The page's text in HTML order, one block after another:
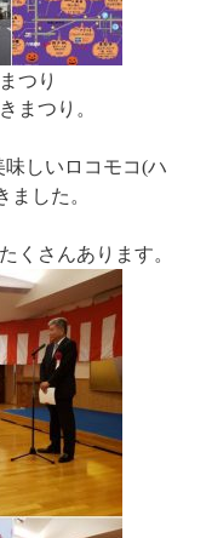
つり
まつり。
しいロコモコ(ハ
した。
くさんあります。